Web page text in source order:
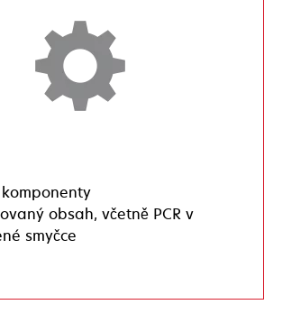
komponenty
obsah, včetně PCR v
smyčce